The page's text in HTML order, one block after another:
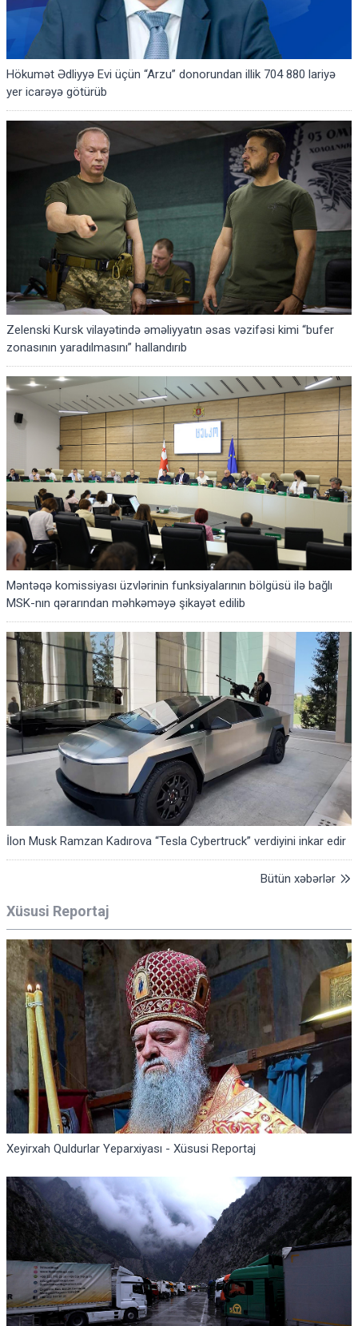
Hökumət Ədliyyə Evi üçün “Arzu” donorundan illik 704 880 lariyə
yer icarəyə götürüb
Zelenski Kursk vilayətində əməliyyatın əsas vəzifəsi kimi “bufer
zonasının yaradılmasını” hallandırıb
Məntəqə komissiyası üzvlərinin funksiyalarının bölgüsü ilə bağlı
MSK-nın qərarından məhkəməyə şikayət edilib
İlon Musk Ramzan Kadırova “Tesla Cybertruck” verdiyini inkar edir
Bütün xəbərlər
Xüsusi Reportaj
Xeyirxah Quldurlar Yeparxiyası - Xüsusi Reportaj